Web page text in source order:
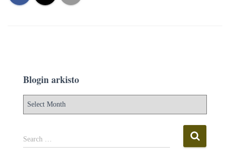
Blogin arkisto
S
e
Search …